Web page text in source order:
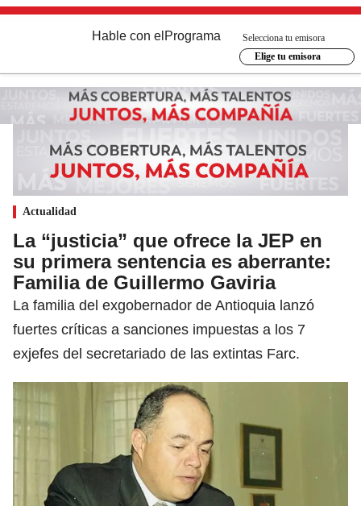
Hable con el Programa
Selecciona tu emisora
Elige tu emisora
Actualidad
La “justicia” que ofrece la JEP en
su primera sentencia es aberrante:
Familia de Guillermo Gaviria
La familia del exgobernador de Antioquia lanzó
fuertes críticas a sanciones impuestas a los 7
exjefes del secretariado de las extintas Farc.